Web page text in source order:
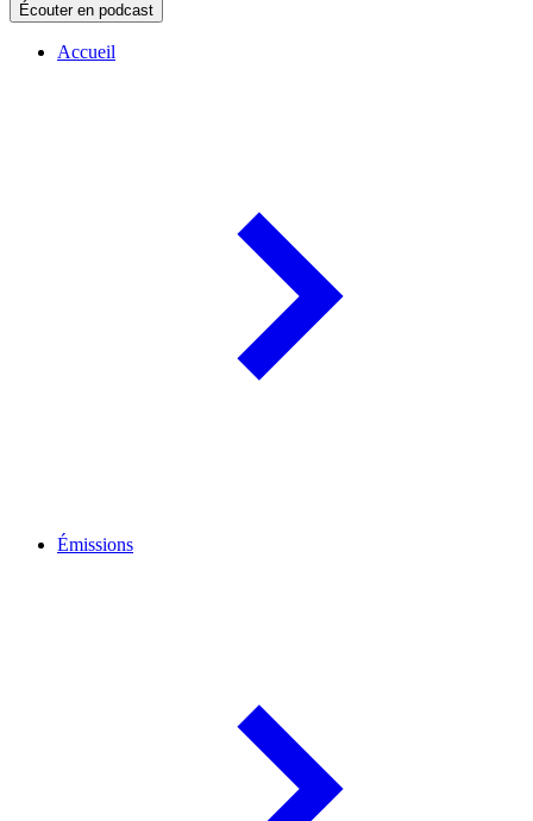
Écouter en podcast
Accueil
Émissions